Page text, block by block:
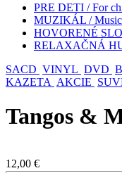
PRE DETI / For
MUZIKÁL /
HOVORENÉ
RELAXAČNÁ
SACD VINYL DVD
KAZETA AKCIE
Tangos &
12,00 €